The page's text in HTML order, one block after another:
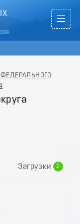
ФЕДЕРАЛЬНОГО
Загрузки
2